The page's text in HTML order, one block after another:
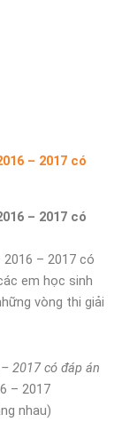
– 2017 có
– 2017 có
– 2017 có
em học sinh
vòng thi giải
2017 có đáp án
– 2017
nhau)